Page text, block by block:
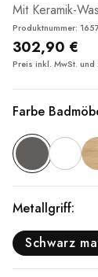
Mit Keramik-
Produktnummer:
302,90 €
Preis inkl. MwSt. und
Farbe
Metallgriff:
Schwarz